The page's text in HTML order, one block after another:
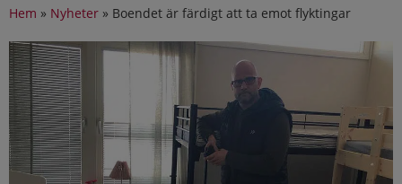
Hem » Nyheter » Boendet är färdigt att ta emot flyktingar